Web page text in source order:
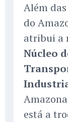
Além
do
atribui a
Núcleo
está a